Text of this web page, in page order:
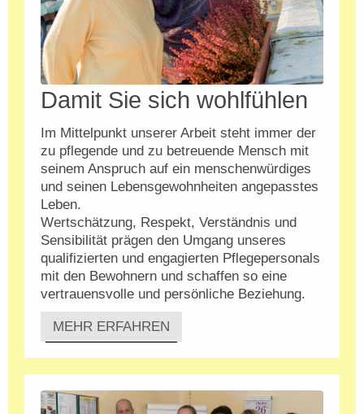
Damit Sie sich wohlfühlen
Im Mittelpunkt unserer Arbeit steht immer der
zu pflegende und zu betreuende Mensch mit
seinem Anspruch auf ein menschenwürdiges
und seinen Lebensgewohnheiten angepasstes
Leben.
Wertschätzung, Respekt, Verständnis und
Sensibilität prägen den Umgang unseres
qualifizierten und engagierten Pflegepersonals
mit den Bewohnern und schaffen so eine
vertrauensvolle und persönliche Beziehung.
MEHR ERFAHREN